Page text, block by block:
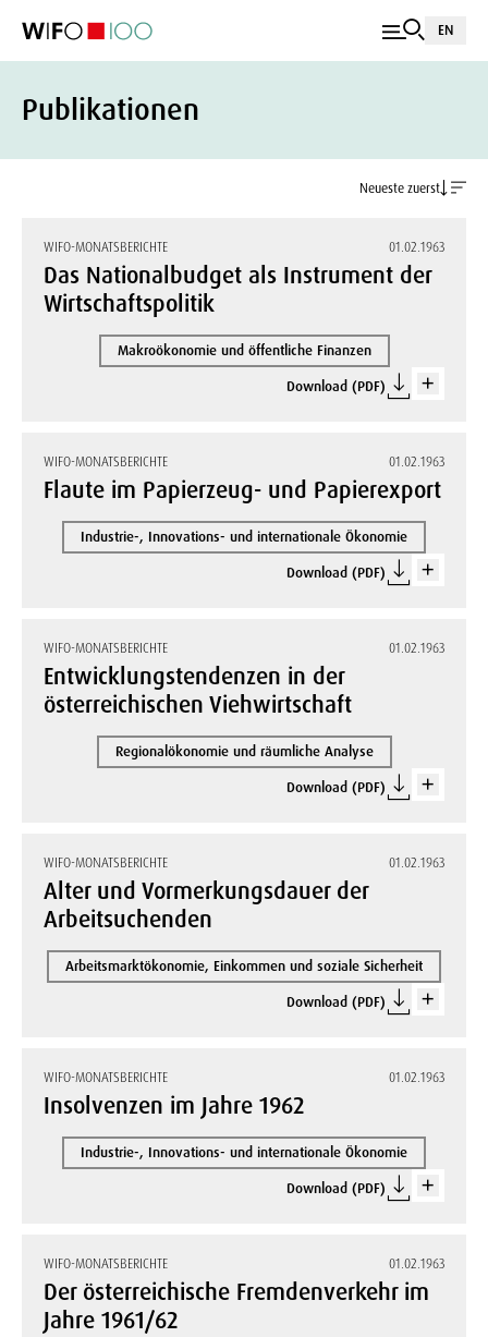
EN
Publikationen
Neueste zuerst
WIFO-MONATSBERICHTE 01.02.1963
Das Nationalbudget als Instrument der
Wirtschaftspolitik
Makroökonomie und öffentliche Finanzen
Download (PDF)
WIFO-MONATSBERICHTE 01.02.1963
Flaute im Papierzeug- und Papierexport
Industrie-, Innovations- und internationale Ökonomie
Download (PDF)
WIFO-MONATSBERICHTE 01.02.1963
Entwicklungstendenzen in der
österreichischen Viehwirtschaft
Regionalökonomie und räumliche Analyse
Download (PDF)
WIFO-MONATSBERICHTE 01.02.1963
Alter und Vormerkungsdauer der
Arbeitsuchenden
Arbeitsmarktökonomie, Einkommen und soziale Sicherheit
Download (PDF)
WIFO-MONATSBERICHTE 01.02.1963
Insolvenzen im Jahre 1962
Industrie-, Innovations- und internationale Ökonomie
Download (PDF)
WIFO-MONATSBERICHTE 01.02.1963
Der österreichische Fremdenverkehr im
Jahre 1961/62